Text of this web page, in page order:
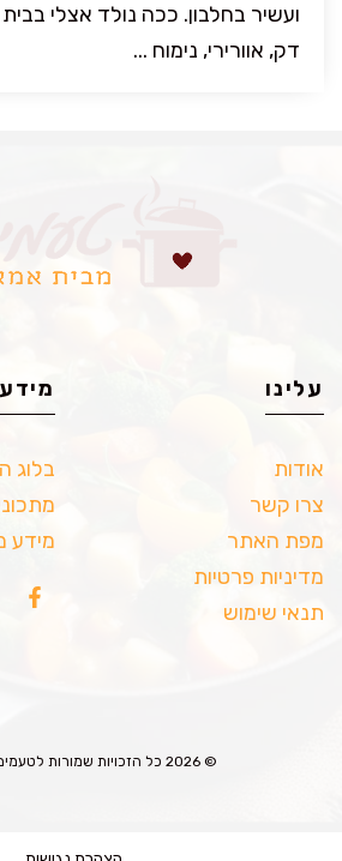
ועשיר בחלבון. ככה נולד אצלי
דק, אוורירי, נימוח ...
עלינו
אודות
צרו קשר
מפת האתר
מדיניות פרטיות
תנאי שימוש
בלוג
מידע
© 2026 כל הזכויות שמורות לטעמים מבית אמא